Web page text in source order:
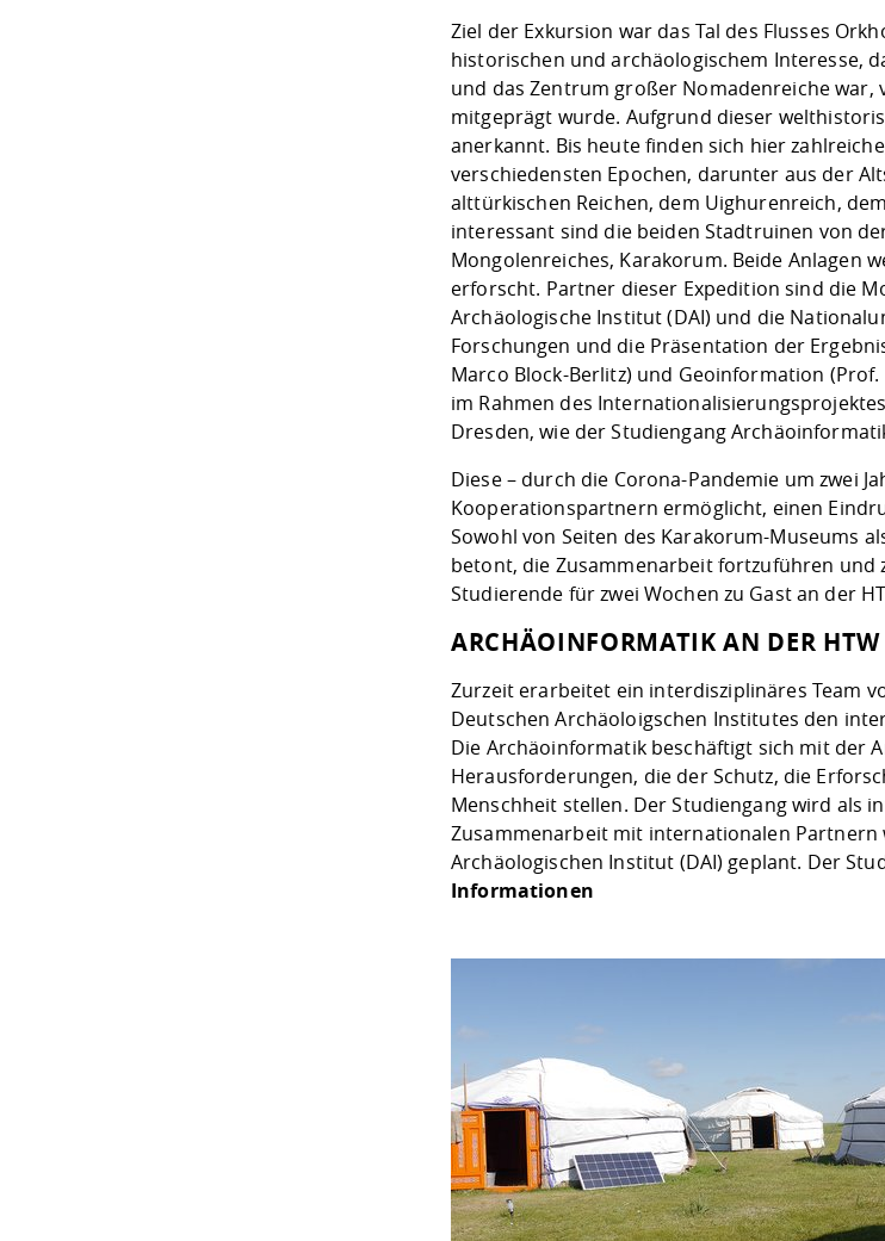
Ziel der Exkursion war das Tal des Flusses
historischen und archäologischem Interesse,
und das Zentrum großer Nomadenreiche war,
mitgeprägt wurde. Aufgrund dieser
anerkannt. Bis heute finden sich hier
verschiedensten Epochen, darunter aus der
alttürkischen Reichen, dem Uighurenreich,
interessant sind die beiden Stadtruinen von
Mongolenreiches, Karakorum. Beide Anlagen
erforscht. Partner dieser Expedition sind die
Archäologische Institut (DAI) und die
Forschungen und die Präsentation der
Marco Block-Berlitz) und Geoinformation
im Rahmen des
Dresden, wie der Studiengang
Diese – durch die Corona-Pandemie um zwei
Kooperationspartnern ermöglicht, einen
Sowohl von Seiten des Karakorum-Museums
betont, die Zusammenarbeit fortzuführen und
Studierende für zwei Wochen zu Gast an der
ARCHÄOINFORMATIK AN DER HTW
Zurzeit erarbeitet ein interdisziplinäres Team
Deutschen Archäoloigschen Institutes den
Die Archäoinformatik beschäftigt sich mit der
Herausforderungen, die der Schutz, die
Menschheit stellen. Der Studiengang wird als
Zusammenarbeit mit internationalen
Archäologischen Institut (DAI) geplant. Der
Informationen